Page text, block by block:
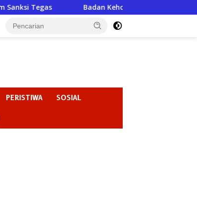
Badan Kehormatan atau Badan Pembiaran ? “Ketika
PERISTIWA SOSIAL